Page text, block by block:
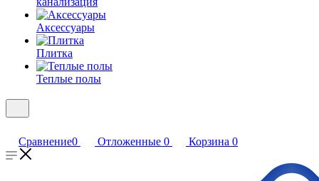
Аксессуары
Плитка
Теплые полы
Сравнение0 Отложенные 0 Корзина 0